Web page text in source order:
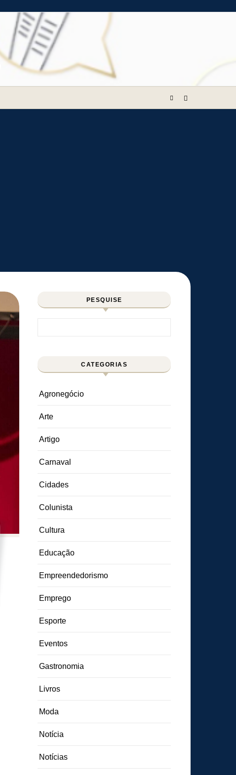
PESQUISE
CATEGORIAS
Agronegócio
Arte
Artigo
Carnaval
Cidades
Colunista
Cultura
Educação
Empreendedorismo
Emprego
Esporte
Eventos
Gastronomia
Livros
Moda
Notícia
Notícias